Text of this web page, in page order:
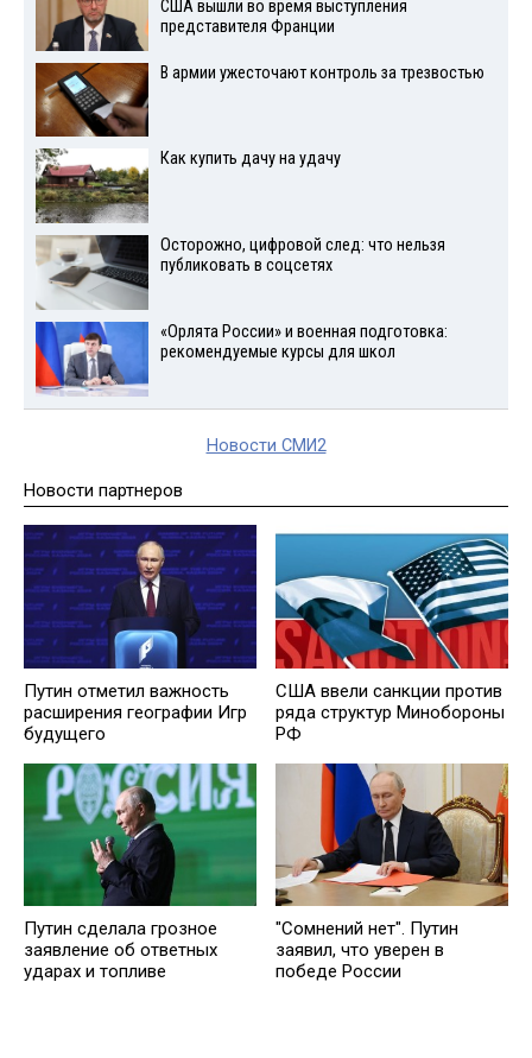
США вышли во время выступления
представителя Франции
В армии ужесточают контроль за трезвостью
Как купить дачу на удачу
Осторожно, цифровой след: что нельзя
публиковать в соцсетях
«Орлята России» и военная подготовка:
рекомендуемые курсы для школ
Новости СМИ2
Новости партнеров
Путин отметил важность
расширения географии Игр
будущего
США ввели санкции против
ряда структур Минобороны
РФ
Путин сделала грозное
заявление об ответных
ударах и топливе
"Сомнений нет". Путин
заявил, что уверен в
победе России